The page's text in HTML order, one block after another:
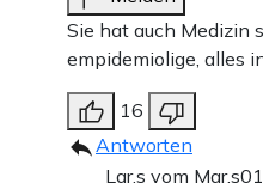
Sie hat auch Medizin
empidemiolige, alles
16
Antworten
Lar.s vom Mar.s